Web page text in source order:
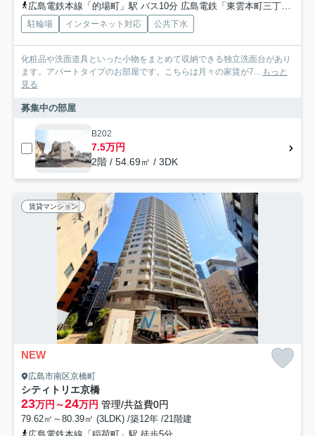
広島電鉄本線「的場町」駅 バス10分 広島電鉄「東雲本町三丁目」 停歩9分
駐輪場 インターネット対応 公共下水
化粧品や洗面道具といった小物をまとめて収納できる独立洗面台があり
ます。アパートタイプのお部屋です。こちらは月々の家賃が7... もっと
見る
募集中の部屋
B202
7.5万円
2階 / 54.69㎡ / 3DK
賃貸マンション
NEW
広島市南区京橋町
シティトリエ京橋
23万円～24万円 管理/共益費0円
79.62㎡～80.39㎡ (3LDK) /築12年 /21階建